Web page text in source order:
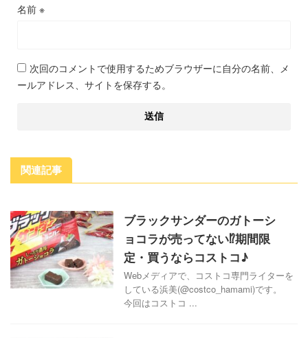
名前 ※
次回のコメントで使用するためブラウザーに自分の名前、メ
ールアドレス、サイトを保存する。
関連記事
ブラックサンダーのガトーシ
ョコラが売ってない⁉期間限
定・買うならコストコ♪
Webメディアで、コストコ専門ライターを
している浜美(@costco_hamami)です。
今回はコストコ ...